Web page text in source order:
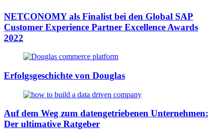
NETCONOMY als Finalist bei den Global SAP
Customer Experience Partner Excellence Awards
2022
Erfolgsgeschichte von Douglas
Auf dem Weg zum datengetriebenen Unternehmen:
Der ultimative Ratgeber